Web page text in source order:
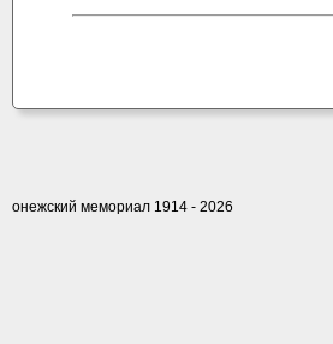
онежский мемориал 1914 - 2026